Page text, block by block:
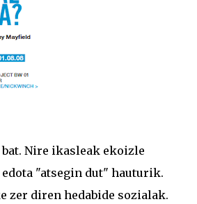
Nire ikasleak ekoizle
"atsegin dut" hauturik.
zer diren hedabide sozialak.